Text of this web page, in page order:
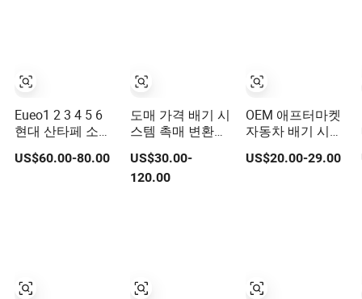
Eueo1 2 3 4 5 6
현대 산타페 소나
타 아 Accent용
OBD 촉매 변환기
US$60.00-80.00
도매 가격 배기 시
스템 촉매 변환기
기아 K5 1.6t
US$30.00-
120.00
OEM 애프터마켓
자동차 배기 시스
템 액세서리 차량
용 세라믹 허니콤
US$20.00-29.00